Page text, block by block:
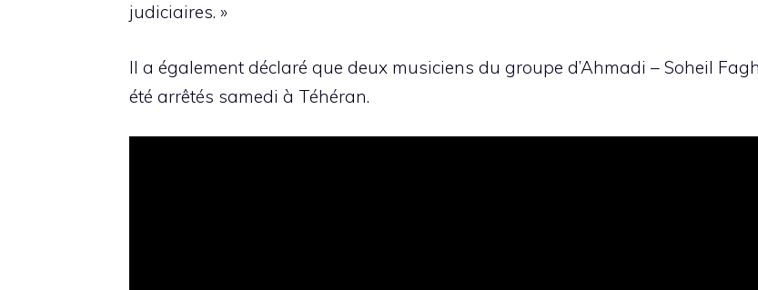
judiciaires. »
Il a également déclaré que deux musiciens du groupe d’Ahmadi – Soheil
été arrêtés samedi à Téhéran.